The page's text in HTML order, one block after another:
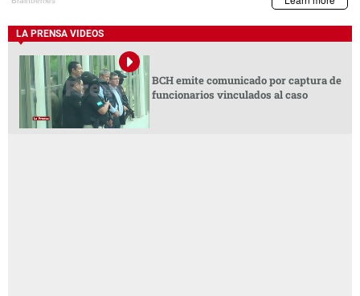
LA PRENSA VIDEOS
BCH emite comunicado por captura de
funcionarios vinculados al caso